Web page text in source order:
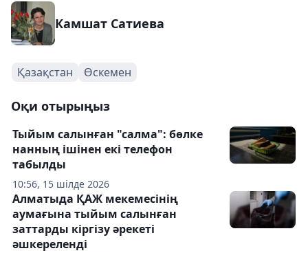
Камшат Сатиева
Қазақстан Өскемен
Оқи отырыңыз
10:56, 15 шілде 2026
Тыйым салынған "салма": бөлке
нанның ішінен екі телефон
табылды
Алматыда ҚАЖ мекемесінің
аумағына тыйым салынған
заттарды кіргізу әрекеті
әшкереленді